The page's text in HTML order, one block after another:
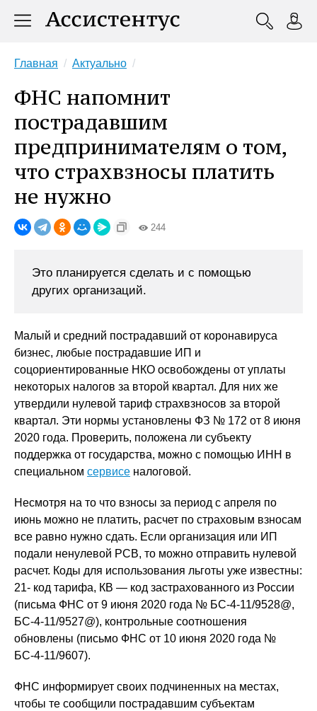
Главная Актуально
ФНС напомнит
пострадавшим
предпринимателям о том,
что страхвзносы платить
не нужно
244
Это планируется сделать и с помощью
других организаций.
Малый и средний пострадавший от коронавируса
бизнес, любые пострадавшие ИП и
соцориентированные НКО освобождены от уплаты
некоторых налогов за второй квартал. Для них же
утвердили нулевой тариф страхвзносов за второй
квартал. Эти нормы установлены ФЗ № 172 от 8 июня
2020 года. Проверить, положена ли субъекту
поддержка от государства, можно с помощью ИНН в
специальном сервисе налоговой.
Несмотря на то что взносы за период с апреля по
июнь можно не платить, расчет по страховым взносам
все равно нужно сдать. Если организация или ИП
подали ненулевой РСВ, то можно отправить нулевой
расчет. Коды для использования льготы уже известны:
21- код тарифа, КВ — код застрахованного из России
(письма ФНС от 9 июня 2020 года № БС-4-11/9528@,
БС-4-11/9527@), контрольные соотношения
обновлены (письмо ФНС от 10 июня 2020 года №
БС-4-11/9607).
ФНС информирует своих подчиненных на местах,
чтобы те сообщили пострадавшим субъектам